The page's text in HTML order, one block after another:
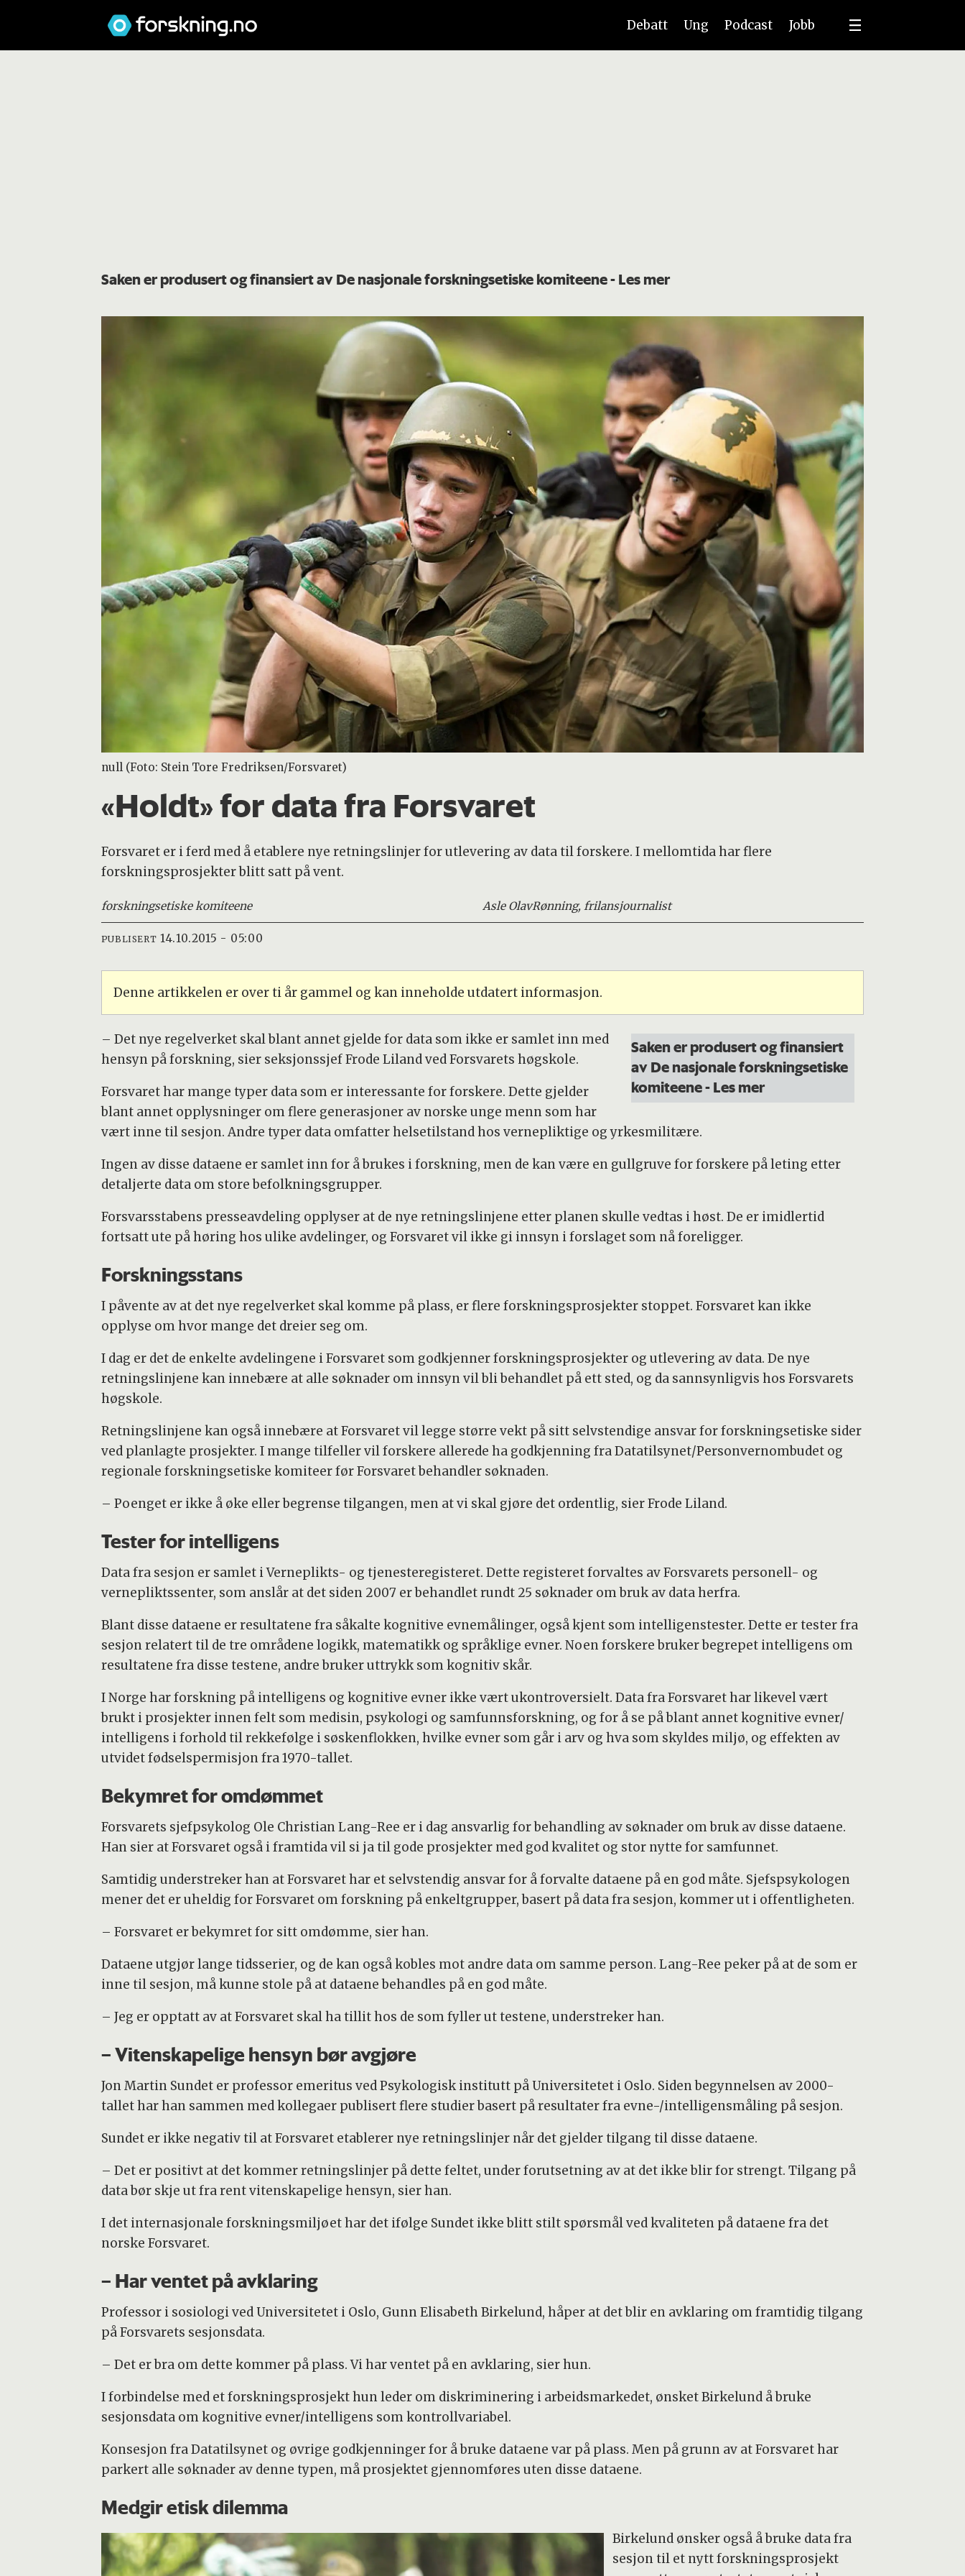
Debatt Ung Podcast Jobb
Saken er produsert og finansiert av De nasjonale forskningsetiske komiteene- Les mer
null (Foto: Stein Tore Fredriksen/Forsvaret)
«Holdt» for data fra Forsvaret
Forsvaret er i ferd med å etablere nye retningslinjer for utlevering av data til forskere. I mellomtida har flere
forskningsprosjekter blitt satt på vent.
forskningsetiske komiteene Asle OlavRønning, frilansjournalist
PUBLISERT 14.10.2015 - 05:00
Denne artikkelen er over ti år gammel og kan inneholde utdatert informasjon.
Saken er produsert og finansiert
av De nasjonale forskningsetiske
komiteene- Les mer
– Det nye regelverket skal blant annet gjelde for data som ikke er samlet inn med
hensyn på forskning, sier seksjonssjef Frode Liland ved Forsvarets høgskole.
Forsvaret har mange typer data som er interessante for forskere. Dette gjelder
blant annet opplysninger om flere generasjoner av norske unge menn som har
vært inne til sesjon. Andre typer data omfatter helsetilstand hos vernepliktige og yrkesmilitære.
Ingen av disse dataene er samlet inn for å brukes i forskning, men de kan være en gullgruve for forskere på leting etter
detaljerte data om store befolkningsgrupper.
Forsvarsstabens presseavdeling opplyser at de nye retningslinjene etter planen skulle vedtas i høst. De er imidlertid
fortsatt ute på høring hos ulike avdelinger, og Forsvaret vil ikke gi innsyn i forslaget som nå foreligger.
Forskningsstans
I påvente av at det nye regelverket skal komme på plass, er flere forskningsprosjekter stoppet. Forsvaret kan ikke
opplyse om hvor mange det dreier seg om.
I dag er det de enkelte avdelingene i Forsvaret som godkjenner forskningsprosjekter og utlevering av data. De nye
retningslinjene kan innebære at alle søknader om innsyn vil bli behandlet på ett sted, og da sannsynligvis hos Forsvarets
høgskole.
Retningslinjene kan også innebære at Forsvaret vil legge større vekt på sitt selvstendige ansvar for forskningsetiske sider
ved planlagte prosjekter. I mange tilfeller vil forskere allerede ha godkjenning fra Datatilsynet/Personvernombudet og
regionale forskningsetiske komiteer før Forsvaret behandler søknaden.
– Poenget er ikke å øke eller begrense tilgangen, men at vi skal gjøre det ordentlig, sier Frode Liland.
Tester for intelligens
Data fra sesjon er samlet i Verneplikts- og tjenesteregisteret. Dette registeret forvaltes av Forsvarets personell- og
vernepliktssenter, som anslår at det siden 2007 er behandlet rundt 25 søknader om bruk av data herfra.
Blant disse dataene er resultatene fra såkalte kognitive evnemålinger, også kjent som intelligenstester. Dette er tester fra
sesjon relatert til de tre områdene logikk, matematikk og språklige evner. Noen forskere bruker begrepet intelligens om
resultatene fra disse testene, andre bruker uttrykk som kognitiv skår.
I Norge har forskning på intelligens og kognitive evner ikke vært ukontroversielt. Data fra Forsvaret har likevel vært
brukt i prosjekter innen felt som medisin, psykologi og samfunnsforskning, og for å se på blant annet kognitive evner/
intelligens i forhold til rekkefølge i søskenflokken, hvilke evner som går i arv og hva som skyldes miljø, og effekten av
utvidet fødselspermisjon fra 1970-tallet.
Bekymret for omdømmet
Forsvarets sjefpsykolog Ole Christian Lang-Ree er i dag ansvarlig for behandling av søknader om bruk av disse dataene.
Han sier at Forsvaret også i framtida vil si ja til gode prosjekter med god kvalitet og stor nytte for samfunnet.
Samtidig understreker han at Forsvaret har et selvstendig ansvar for å forvalte dataene på en god måte. Sjefspsykologen
mener det er uheldig for Forsvaret om forskning på enkeltgrupper, basert på data fra sesjon, kommer ut i offentligheten.
– Forsvaret er bekymret for sitt omdømme, sier han.
Dataene utgjør lange tidsserier, og de kan også kobles mot andre data om samme person. Lang-Ree peker på at de som er
inne til sesjon, må kunne stole på at dataene behandles på en god måte.
– Jeg er opptatt av at Forsvaret skal ha tillit hos de som fyller ut testene, understreker han.
– Vitenskapelige hensyn bør avgjøre
Jon Martin Sundet er professor emeritus ved Psykologisk institutt på Universitetet i Oslo. Siden begynnelsen av 2000-
tallet har han sammen med kollegaer publisert flere studier basert på resultater fra evne-/intelligensmåling på sesjon.
Sundet er ikke negativ til at Forsvaret etablerer nye retningslinjer når det gjelder tilgang til disse dataene.
– Det er positivt at det kommer retningslinjer på dette feltet, under forutsetning av at det ikke blir for strengt. Tilgang på
data bør skje ut fra rent vitenskapelige hensyn, sier han.
I det internasjonale forskningsmiljøet har det ifølge Sundet ikke blitt stilt spørsmål ved kvaliteten på dataene fra det
norske Forsvaret.
– Har ventet på avklaring
Professor i sosiologi ved Universitetet i Oslo, Gunn Elisabeth Birkelund, håper at det blir en avklaring om framtidig tilgang
på Forsvarets sesjonsdata.
– Det er bra om dette kommer på plass. Vi har ventet på en avklaring, sier hun.
I forbindelse med et forskningsprosjekt hun leder om diskriminering i arbeidsmarkedet, ønsket Birkelund å bruke
sesjonsdata om kognitive evner/intelligens som kontrollvariabel.
Konsesjon fra Datatilsynet og øvrige godkjenninger for å bruke dataene var på plass. Men på grunn av at Forsvaret har
parkert alle søknader av denne typen, må prosjektet gjennomføres uten disse dataene.
Medgir etisk dilemma
Birkelund ønsker også å bruke data fra
sesjon til et nytt forskningsprosjekt